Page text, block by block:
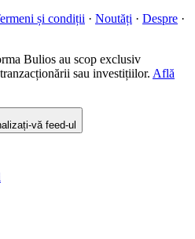
și condiții · Noutăți · Despre ·
Bulios au scop exclusiv
sau investițiilor. Află
vă feed-ul